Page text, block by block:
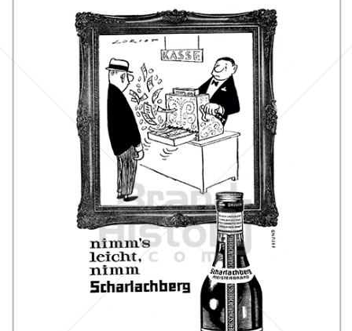
Scharlachberg
Scharlachberg Weinbrennerei, Wiesbaden
1961